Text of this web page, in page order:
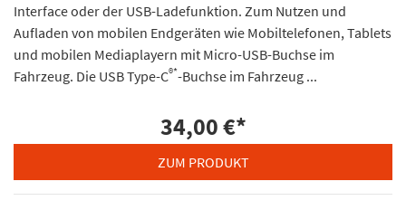
Interface oder der USB-Ladefunktion. Zum Nutzen und
Aufladen von mobilen Endgeräten wie Mobiltelefonen, Tablets
und mobilen Mediaplayern mit Micro-USB-Buchse im
Fahrzeug. Die USB Type-C®*-Buchse im Fahrzeug ...
34,00 €*
ZUM PRODUKT